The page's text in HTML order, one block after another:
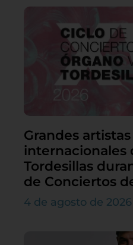
Grandes
internacionales
Tordesillas
de Conciertos
4 de agosto de 2026